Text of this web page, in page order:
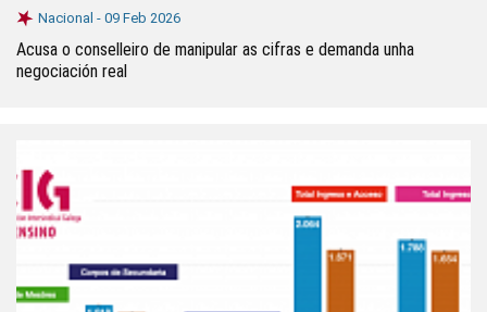
Nacional - 09 Feb 2026
Acusa o conselleiro de manipular as cifras e demanda unha
negociación real